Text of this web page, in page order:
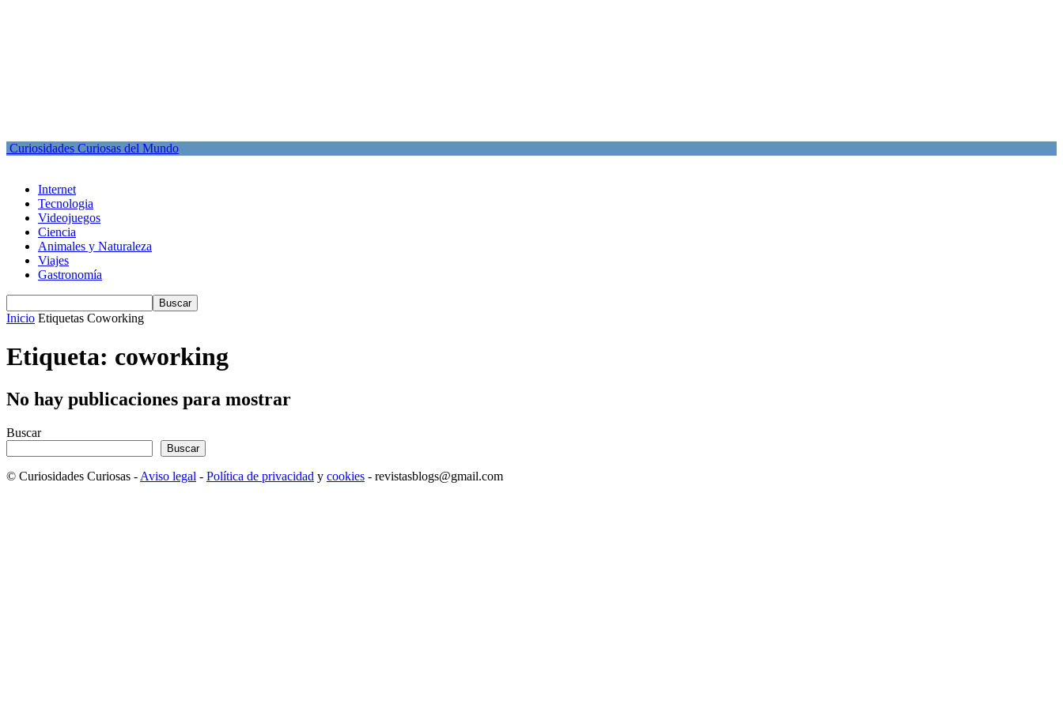
Curiosidades Curiosas del Mundo
Internet
Tecnologia
Videojuegos
Ciencia
Animales y Naturaleza
Viajes
Gastronomía
Inicio Etiquetas Coworking
Etiqueta: coworking
No hay publicaciones para mostrar
Buscar
Buscar
© Curiosidades Curiosas - Aviso legal - Política de privacidad y cookies - revistasblogs@gmail.com